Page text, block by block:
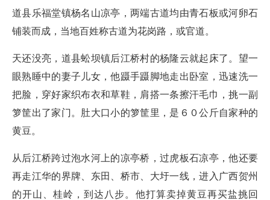
道县乐福堂镇杨名山凉亭，两端古道均由青石板或河卵石
铺装而成，当地百姓称古道为花岗路，或官道。
天还没亮，道县蚣坝镇后江桥村的杨隆云就起床了。望一
眼熟睡中的妻子儿女，他蹑手蹑脚地走出卧室，迅速洗一
把脸，穿好家织布衣和草鞋，肩搭一条擦汗毛巾，挑一副
箩筐出了家门。肚大口小的箩筐里，是６０公斤自家种的
黄豆。
从后江桥跨过泡水河上的凉亭桥，过虎板石凉亭，他还要
再走江华的界牌、东田、桥市、大圩一线，进入广西贺州
的开山、桂岭，到达八步。他打算卖掉黄豆再买盐挑回